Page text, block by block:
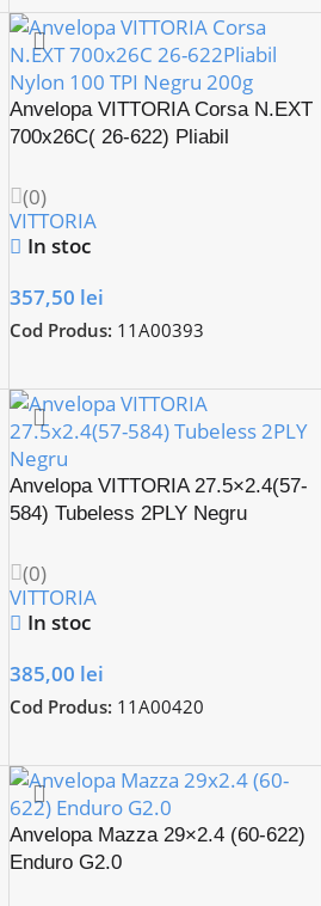
Anvelopa VITTORIA Corsa N.EXT
700x26C( 26-622) Pliabil
(0)
VITTORIA
In stoc
357,50 lei
Cod Produs: 11A00393
Anvelopa VITTORIA 27.5×2.4(57-
584) Tubeless 2PLY Negru
(0)
VITTORIA
In stoc
385,00 lei
Cod Produs: 11A00420
Anvelopa Mazza 29×2.4 (60-622)
Enduro G2.0